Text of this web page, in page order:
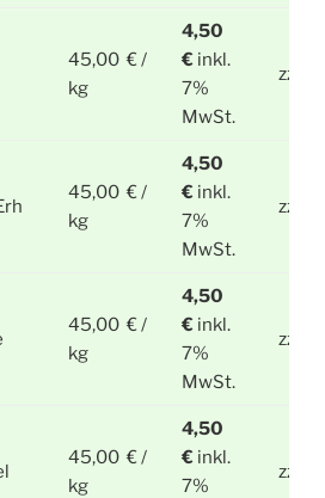
45,00 € /
kg
4,50
€ inkl.
7%
MwSt.
zzgl.
45,00 € /
kg
4,50
€ inkl.
7%
MwSt.
zzgl.
45,00 € /
kg
4,50
€ inkl.
7%
MwSt.
zzgl.
45,00 € /
kg
4,50
€ inkl.
7%
zzgl.